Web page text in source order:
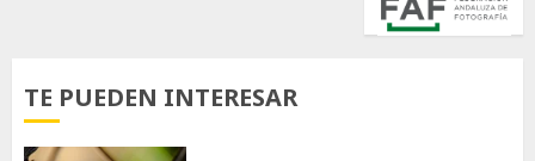
TE PUEDEN INTERESAR